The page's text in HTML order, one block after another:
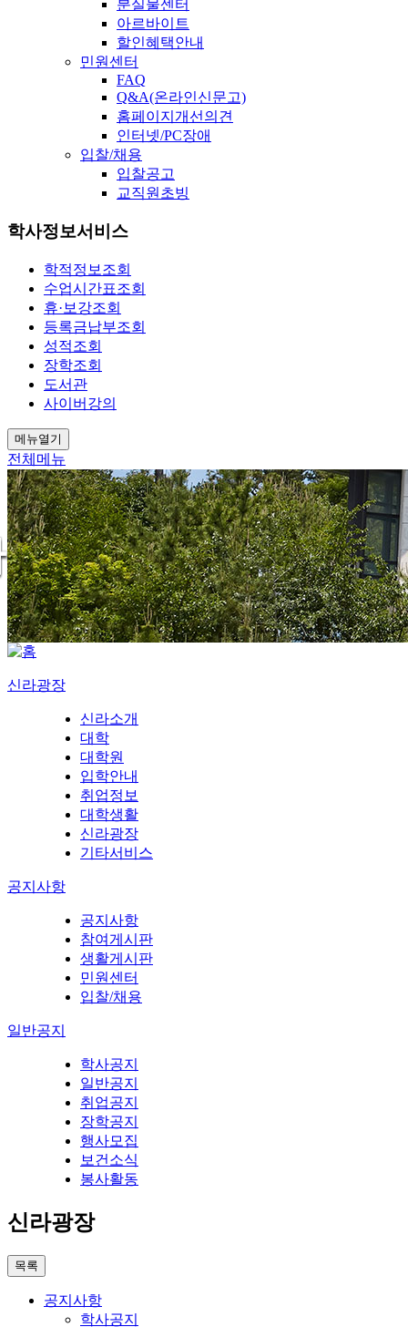
분실물센터
아르바이트
할인혜택안내
민원센터
FAQ
Q&A(온라인신문고)
홈페이지개선의견
인터넷/PC장애
입찰/채용
입찰공고
교직원초빙
학사정보서비스
학적정보조회
수업시간표조회
휴·보강조회
등록금납부조회
성적조회
장학조회
도서관
사이버강의
메뉴열기
전체메뉴
신라광장
신라소개
대학
대학원
입학안내
취업정보
대학생활
신라광장
기타서비스
공지사항
공지사항
참여게시판
생활게시판
민원센터
입찰/채용
일반공지
학사공지
일반공지
취업공지
장학공지
행사모집
보건소식
봉사활동
신라광장
목록
공지사항
학사공지